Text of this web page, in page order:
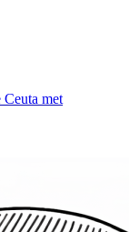
Ceuta met